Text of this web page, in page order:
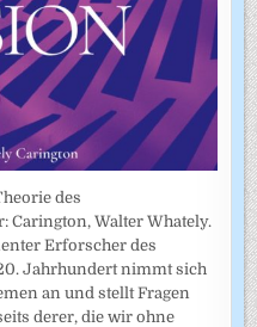
des
Carington, Walter Whately.
Erforscher des
Jahrhundert nimmt sich
an und stellt Fragen
derer, die wir ohne